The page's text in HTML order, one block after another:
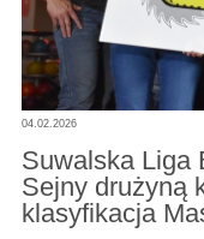
04.02.2026
Suwalska Liga
Sejny drużyną
klasyfikacja